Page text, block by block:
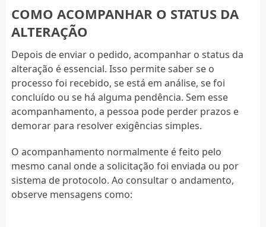
COMO ACOMPANHAR O STATUS DA
ALTERAÇÃO
Depois de enviar o pedido, acompanhar o status da
alteração é essencial. Isso permite saber se o
processo foi recebido, se está em análise, se foi
concluído ou se há alguma pendência. Sem esse
acompanhamento, a pessoa pode perder prazos e
demorar para resolver exigências simples.
O acompanhamento normalmente é feito pelo
mesmo canal onde a solicitação foi enviada ou por
sistema de protocolo. Ao consultar o andamento,
observe mensagens como: